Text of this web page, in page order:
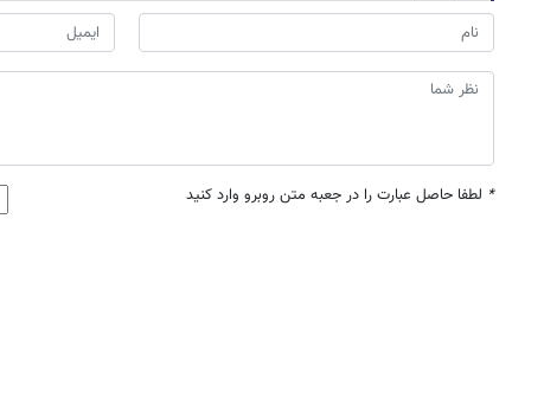
* لطفا حاصل عبارت را در جعبه متن روبرو وارد کنید